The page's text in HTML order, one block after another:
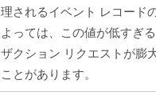
理されるイベント レコード
よっては、この値が低すぎ
ザクション リクエストが膨
ことがあります。